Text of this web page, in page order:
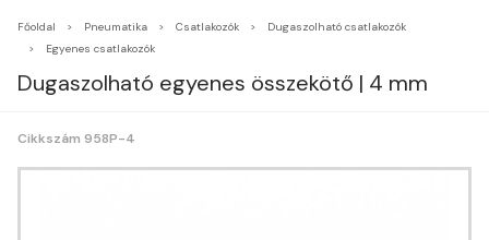
Főoldal Pneumatika Csatlakozók
Dugaszolható csatlakozók
Egyenes csatlakozók
Dugaszolható egyenes összekötő | 4 mm
Cikkszám 958P-4